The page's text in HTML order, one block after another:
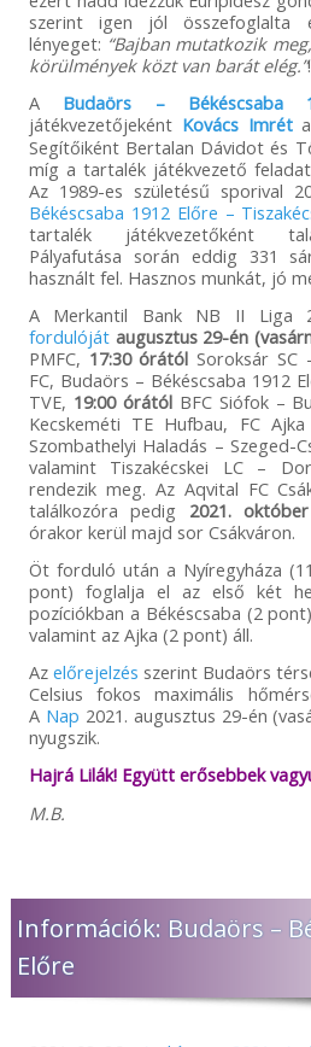
szerint igen jól összefoglalta
lényeget: “Bajban mutatkozik
körülmények közt van barát elég.”!
A Budaörs – Békéscsaba
játékvezetőjeként Kovács Imrét
Segítőiként Bertalan Dávidot és
míg a tartalék játékvezető
Az 1989-es születésű sporival
Békéscsaba 1912 Előre –
tartalék játékvezetőként
Pályafutása során eddig 331
használt fel. Hasznos munkát, jó
A Merkantil Bank NB II Liga
fordulóját augusztus 29-én
PMFC, 17:30 órától Soroksár SC
FC, Budaörs – Békéscsaba 1912
TVE, 19:00 órátólBFC Siófok –
Kecskeméti TE Hufbau, FC
Szombathelyi Haladás – Szeged-
valamint Tiszakécskei LC –
rendezik meg. Az Aqvital FC
találkozóra pedig 2021.
órakor kerül majd sor Csákváron.
Öt forduló után a Nyíregyháza
pont) foglalja el az első két
pozíciókban a Békéscsaba (2
valamint az Ajka (2 pont) áll.
Az előrejelzés szerint Budaörs
Celsius fokos maximális
A Nap 2021. augusztus 29-én
nyugszik.
Hajrá Lilák! Együtt erősebbek
M.B.
Információk: Budaörs –
Előre